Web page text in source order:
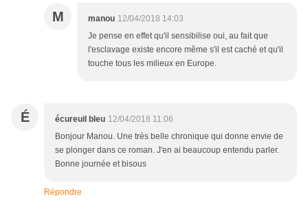
M manou 12/04/2018 14:03
Je pense en effet qu'il sensibilise oui, au fait que
l'esclavage existe encore même s'il est caché et qu'il
touche tous les milieux en Europe.
É écureuil bleu 12/04/2018 11:06
Bonjour Manou. Une très belle chronique qui donne envie de
se plonger dans ce roman. J'en ai beaucoup entendu parler.
Bonne journée et bisous
Répondre